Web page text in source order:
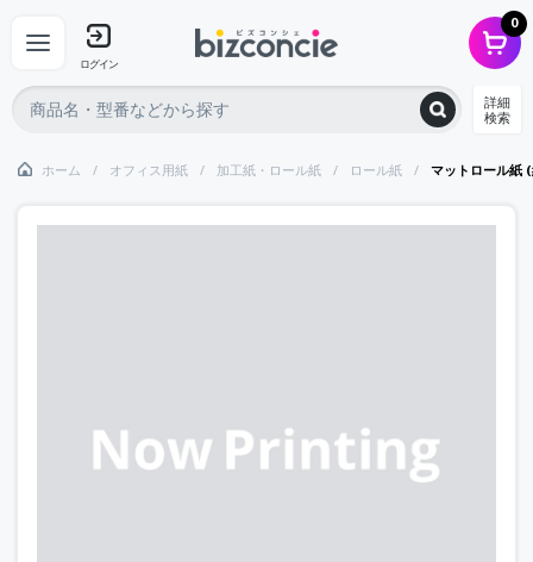
ログイン
0
詳細
検索
ホーム オフィス用紙 加工紙・ロール紙 ロール紙 マットロール紙